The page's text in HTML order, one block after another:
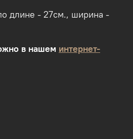
длине - 27см., ширина -
в нашем интернет-